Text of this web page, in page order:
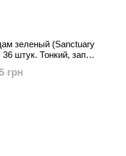
зеленый (Sanctuary
штук. Тонкий, запах
грн